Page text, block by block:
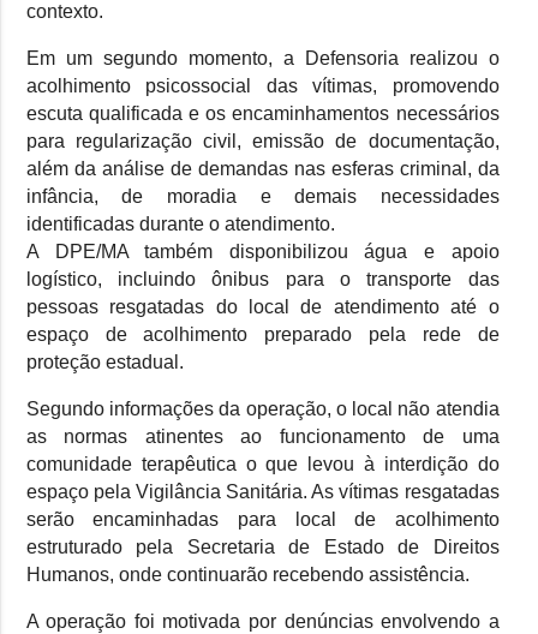
contexto.
Em um segundo momento, a Defensoria realizou o
acolhimento psicossocial das vítimas, promovendo
escuta qualificada e os encaminhamentos necessários
para regularização civil, emissão de documentação,
além da análise de demandas nas esferas criminal, da
infância, de moradia e demais necessidades
identificadas durante o atendimento.
A DPE/MA também disponibilizou água e apoio
logístico, incluindo ônibus para o transporte das
pessoas resgatadas do local de atendimento até o
espaço de acolhimento preparado pela rede de
proteção estadual.
Segundo informações da operação, o local não atendia
as normas atinentes ao funcionamento de uma
comunidade terapêutica o que levou à interdição do
espaço pela Vigilância Sanitária. As vítimas resgatadas
serão encaminhadas para local de acolhimento
estruturado pela Secretaria de Estado de Direitos
Humanos, onde continuarão recebendo assistência.
A operação foi motivada por denúncias envolvendo a